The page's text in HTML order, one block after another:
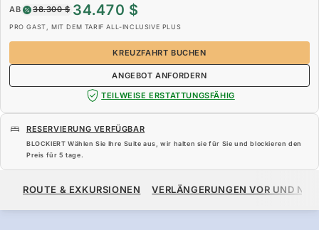
AB 38.300 $ 34.470 $
PRO GAST, MIT DEM TARIF ALL-INCLUSIVE PLUS
KREUZFAHRT BUCHEN
ANGEBOT ANFORDERN
TEILWEISE ERSTATTUNGSFÄHIG
RESERVIERUNG VERFÜGBAR
BLOCKIERT Wählen Sie Ihre Suite aus, wir halten sie für Sie und blockieren den
Preis für 5 tage.
34.470 $
ROUTE & EXKURSIONEN VERLÄNGERUNGEN VOR UND